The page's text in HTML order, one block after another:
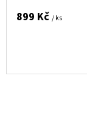
899 Kč / ks